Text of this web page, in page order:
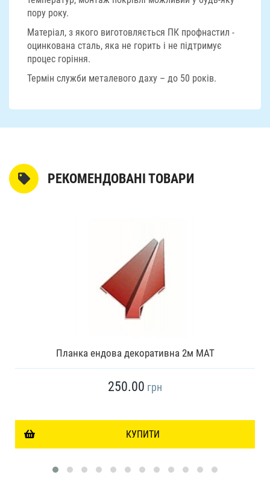
пору року.
Матеріал, з якого виготовляється ПК профнастил -
оцинкована сталь, яка не горить і не підтримує
процес горіння.
Термін служби металевого даху – до 50 років.
РЕКОМЕНДОВАНІ ТОВАРИ
Планка ендова декоративна 2м МАТ
250.00 грн
КУПИТИ